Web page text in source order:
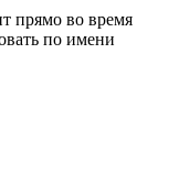
прямо во время
по имени